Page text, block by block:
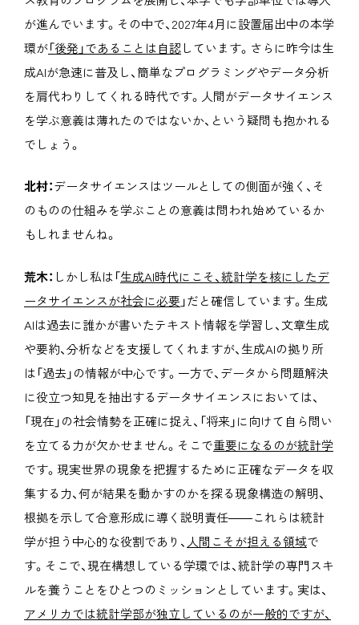
が進んでいます。その中で、2027年4月に設置届出中の本学
環が「後発」であることは自認しています。さらに昨今は生
成AIが急速に普及し、簡単なプログラミングやデータ分析
を肩代わりしてくれる時代です。人間がデータサイエンス
を学ぶ意義は薄れたのではないか、という疑問も抱かれる
でしょう。
北村：データサイエンスはツールとしての側面が強く、そ
のものの仕組みを学ぶことの意義は問われ始めているか
もしれませんね。
荒木： しかし私は「生成AI時代にこそ、統計学を核にしたデ
ータサイエンスが社会に必要 」だと確信しています。生成
AIは過去に誰かが書いたテキスト情報を学習し、文章生成
や要約、分析などを支援してくれますが、生成AIの拠り所
は「過去」の情報が中心です。一方で、データから問題解決
に役立つ知見を抽出するデータサイエンスにおいては、
「現在」の社会情勢を正確に捉え、「将来」に向けて自ら問い
を立てる力が欠かせません。そこで重要になるのが統計学
です。現実世界の現象を把握するために正確なデータを収
集する力、何が結果を動かすのかを探る現象構造の解明、
根拠を示して合意形成に導く説明責任――これらは統計
学が担う中心的な役割であり、 人間こそが担える領域で
す。そこで、現在構想している学環では、統計学の専門スキ
ルを養うことをひとつのミッションとしています。実は、
アメリカでは統計学部が独立しているのが一般的ですが、